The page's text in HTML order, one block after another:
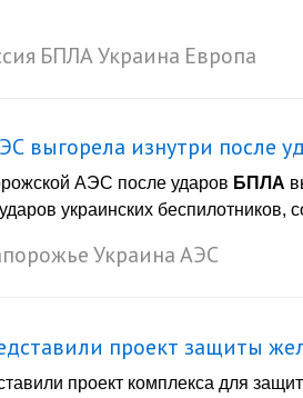
БПЛАУкраина Европа
выгорела изнутри после
АЭС после ударов БПЛА
украинских
УкраинаАЭС
проект защиты
проект комплекса для